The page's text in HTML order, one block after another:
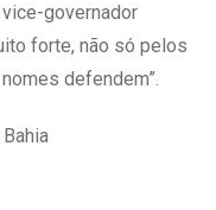
governador
forte, não só pelos
defendem”.